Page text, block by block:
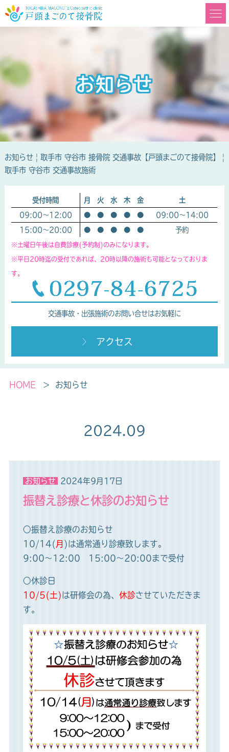
お知らせ
お知らせ | 取手市 守谷市 接骨院 交通事故【戸頭まごのて接骨院】 |
取手市 守谷市 交通事故施術
受付時間 月 火 水 木 金 土
09:00～12:00 ● ● ● ● ● 09:00～14:00
15:00～20:00 ● ● ● ● ● 予約
※土曜日午後は自費診療(予約制)のみになります。
※平日20時迄の受付であれば、20時以降の施術も可能となっておりま
す。
交通事故・出張施術のお問い合せはお気軽に
アクセス
HOME お知らせ
2024.09
お知らせ 2024年9月17日
振替え診療と休診のお知らせ​
○振替え診療のお知らせ
10/14( 月 )は通常通り診療致します。
9:00～12:00 15:00～20:00まで受付
○休診日
10/5(土)は研修会の為、 休診させていただきま
す。